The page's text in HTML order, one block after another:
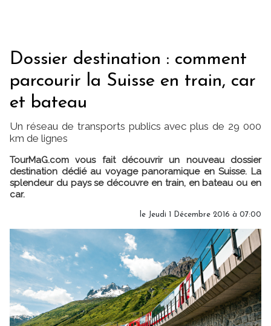
Dossier destination : comment
parcourir la Suisse en train, car
et bateau
Un réseau de transports publics avec plus de 29 000
km de lignes
TourMaG.com vous fait découvrir un nouveau dossier
destination dédié au voyage panoramique en Suisse. La
splendeur du pays se découvre en train, en bateau ou en
car.
le Jeudi 1 Décembre 2016 à 07:00